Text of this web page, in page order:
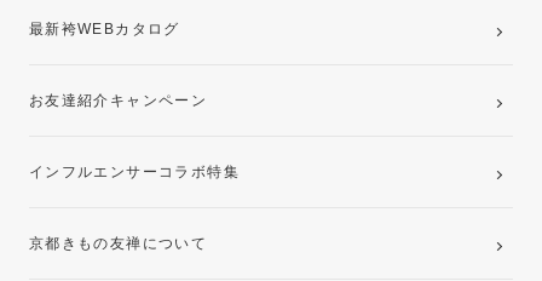
最新袴WEBカタログ
お友達紹介キャンペーン
インフルエンサーコラボ特集
京都きもの友禅について